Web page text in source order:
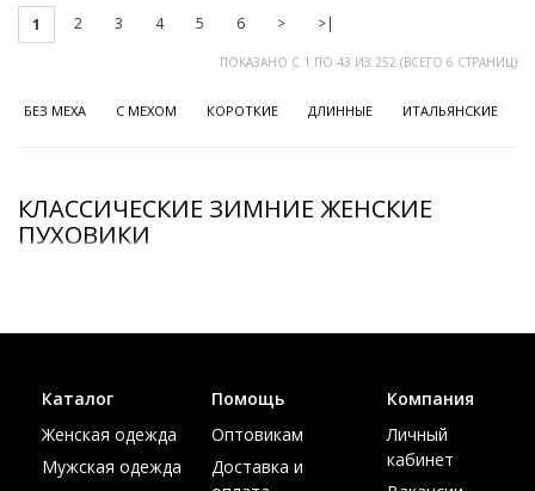
1 2 3 4 5 6 > >|
ПОКАЗАНО С 1 ПО 43 ИЗ 252 (ВСЕГО 6 СТРАНИЦ)
БЕЗ МЕХА C МЕХОМ КОРОТКИЕ ДЛИННЫЕ ИТАЛЬЯНСКИЕ
КЛАССИЧЕСКИЕ ЗИМНИЕ ЖЕНСКИЕ
ПУХОВИКИ
Каталог
Женская одежда
Мужская одежда
Помощь
Оптовикам
Доставка и
Компания
Личный
кабинет